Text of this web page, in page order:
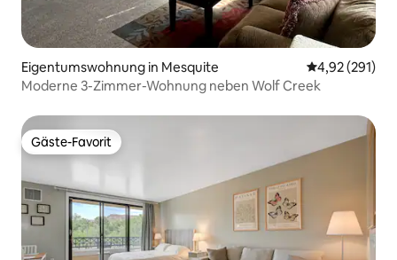
Eigentumswohnung in Mesquite
4,92 (291)
Moderne 3-Zimmer-Wohnung neben Wolf Creek
Gäste-Favorit
Gäste-Favorit